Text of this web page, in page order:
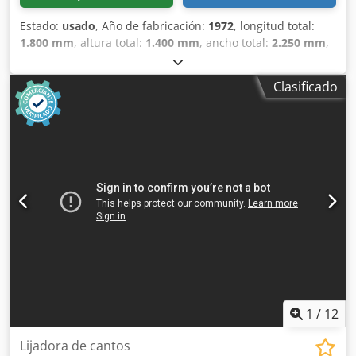
Estado: usado, Año de fabricación: 1972, longitud total:
1.800 mm, altura total: 1.400 mm, ancho total: 2.250 mm,
Color: Verde Peso en vacío: 2000 kg Precio: Consultar
Dsdpfx Amszm N Riovowa - Año de fabricación: 1972 -
Documentación disponible: No - Certificado CE: No -
Sistema de control: Convencional - Dimensiones de
transporte: 1800 mm x 2250 mm x 1400 mm (largo x ancho
del IVA: El IVA es deducible para las empresas Entrega y
aceptación de vehículos usados posibles en cualquier
momento para todos los productos de la industria Lukas
Clasificado
1 / 12
Lijadora de cantos